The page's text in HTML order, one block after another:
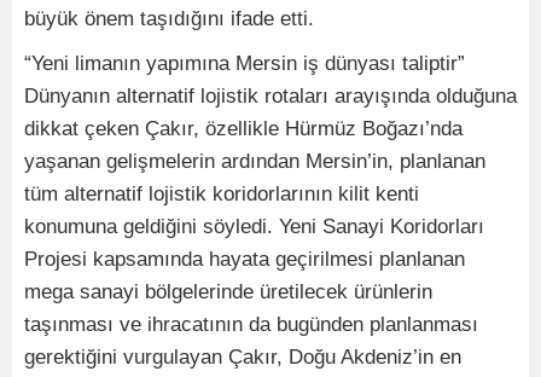
büyük önem taşıdığını ifade etti.
“Yeni limanın yapımına Mersin iş dünyası taliptir”
Dünyanın alternatif lojistik rotaları arayışında olduğuna
dikkat çeken Çakır, özellikle Hürmüz Boğazı’nda
yaşanan gelişmelerin ardından Mersin’in, planlanan
tüm alternatif lojistik koridorlarının kilit kenti
konumuna geldiğini söyledi. Yeni Sanayi Koridorları
Projesi kapsamında hayata geçirilmesi planlanan
mega sanayi bölgelerinde üretilecek ürünlerin
taşınması ve ihracatının da bugünden planlanması
gerektiğini vurgulayan Çakır, Doğu Akdeniz’in en